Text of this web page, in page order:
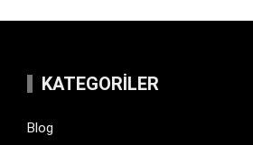
KATEGORILER
Blog